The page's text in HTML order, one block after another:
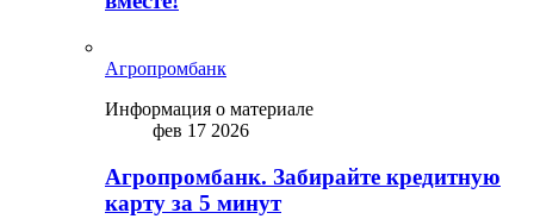
Агропромбанк
Информация о материале
фев 17 2026
Агропромбанк. Забирайте кредитную
карту за 5 минут